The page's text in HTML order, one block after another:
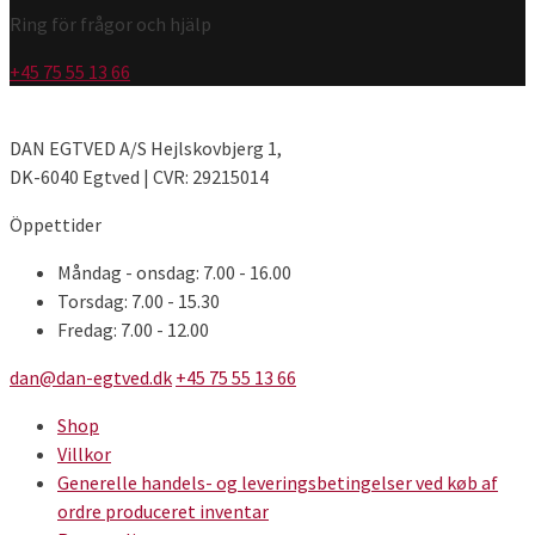
Ring för frågor och hjälp
+45 75 55 13 66
DAN EGTVED A/S Hejlskovbjerg 1,
DK-6040 Egtved | CVR: 29215014
Öppettider
Måndag - onsdag: 7.00 - 16.00
Torsdag: 7.00 - 15.30
Fredag: 7.00 - 12.00
dan@dan-egtved.dk +45 75 55 13 66
Shop
Villkor
Generelle handels- og leveringsbetingelser ved køb af
ordre produceret inventar